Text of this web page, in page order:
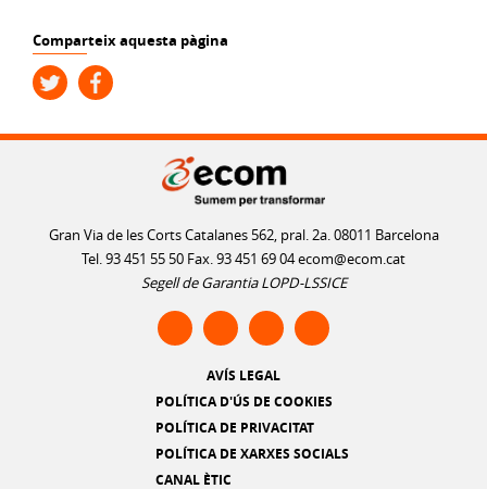
Comparteix aquesta pàgina
Gran Via de les Corts Catalanes 562, pral. 2a. 08011 Barcelona
Tel. 93 451 55 50 Fax. 93 451 69 04ecom@ecom.cat
Segell de Garantia LOPD-LSSICE
AVÍS LEGAL
POLÍTICA D'ÚS DE COOKIES
POLÍTICA DE PRIVACITAT
POLÍTICA DE XARXES SOCIALS
CANAL ÈTIC